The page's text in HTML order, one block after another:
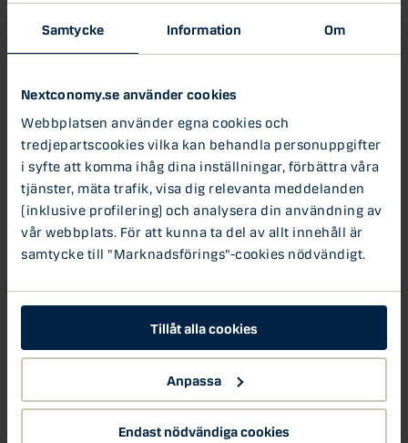
Samtycke Information Om
Nextconomy.se använder cookies
Webbplatsen använder egna cookies och
tredjepartscookies vilka kan behandla personuppgifter
i syfte att komma ihåg dina inställningar, förbättra våra
tjänster, mäta trafik, visa dig relevanta meddelanden
(inklusive profilering) och analysera din användning av
vår webbplats. För att kunna ta del av allt innehåll är
samtycke till "Marknadsförings"-cookies nödvändigt.
Tillåt alla cookies
Anpassa
Endast nödvändiga cookies
TheHub.se. Jag ser fram emot att utveckla plattformen
för startupscenen i Sverige och Norden ytterligare och att
kontakt med investerare, säger Stina Liland.
– Det känns väldigt bra att vi har rekryterat Stina Liland
till TheHub.se. Stinas insikter och expertis är något som
jag välkomnar för utvecklingen av vår plattform. Den
digitala plattformen är en naturlig del i vårt arbete med
att stödja entreprenörer på deras tillväxtresa. Om vi i ett
tidigt skede förstår deras behov och lyckas skapa en
relation, ger det oss bättre möjligheter att vara med på
Danske Bank Sverige.
Idag har TheHub.se:
+700 startups som registrerat sig på sajten
+240 företag som söker rådgivare
+280 företag som söker finansiärer
+6000 jobbansökningar sedan starten 2016